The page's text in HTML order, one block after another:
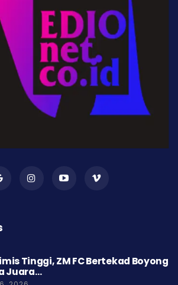
Tinggi, ZM FC Bertekad Boyong
Juara…